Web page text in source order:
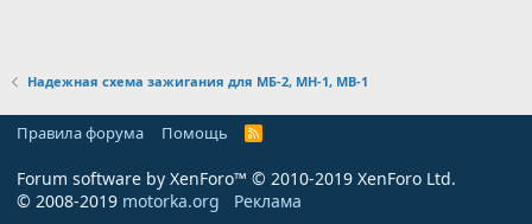
Надежная схема зажигания для МБ-2, МН-1, МВ-1
Правила форума Помощь
R
Forum software by XenForo™ © 2010-2019 XenForo Ltd.
© 2008-2019 motorka.org Реклама